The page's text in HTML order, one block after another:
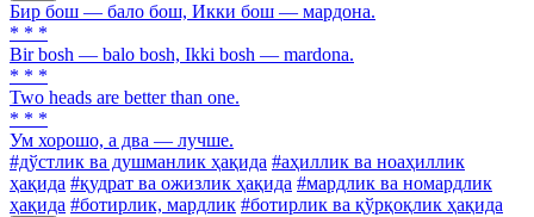
Бир бош — бало бош, Икки бош — мардона.
* * *
Bir bosh — balo bosh, Ikki bosh — mardona.
* * *
Two heads are better than one.
* * *
Ум хорошо, а два — лучше.
#дўстлик ва душманлик ҳақида #аҳиллик ва ноаҳиллик
ҳақида #қудрат ва ожизлик ҳақида #мардлик ва номардлик
ҳақида #ботирлик, мардлик #ботирлик ва қўрқоқлик ҳақида